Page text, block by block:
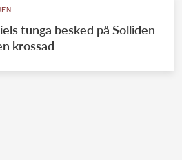
tunga besked på Solliden
krossad